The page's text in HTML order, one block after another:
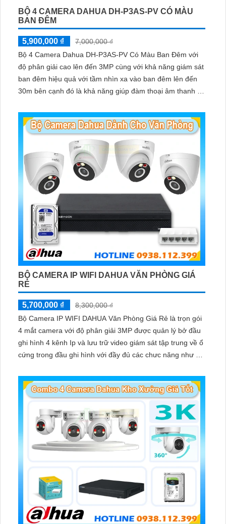
BỘ 4 CAMERA DAHUA DH-P3AS-PV CÓ MÀU
BAN ĐÊM
5,900,000 ₫
7,000,000 ₫
Bộ 4 Camera Dahua DH-P3AS-PV Có Màu Ban Đêm với
độ phân giải cao lên đến 3MP cùng với khả năng giám sát
ban đêm hiệu quả với tầm nhìn xa vào ban đêm lên đến
30m bên cạnh đó là khả năng giúp đàm thoại âm thanh 2
nhập
BỘ CAMERA IP WIFI DAHUA VĂN PHÒNG GIÁ
RẺ
5,700,000 ₫
8,300,000 ₫
Bộ Camera IP WIFI DAHUA Văn Phòng Giá Rẻ là trọn gói
4 mắt camera với độ phân giải 3MP được quản lý bở đầu
ghi hình 4 kênh Ip và lưu trữ video giám sát tập trung về ổ
cứng trong đầu ghi hình với đầy đủ các chưc năng như AI
giám sát có màu vào ban đêm